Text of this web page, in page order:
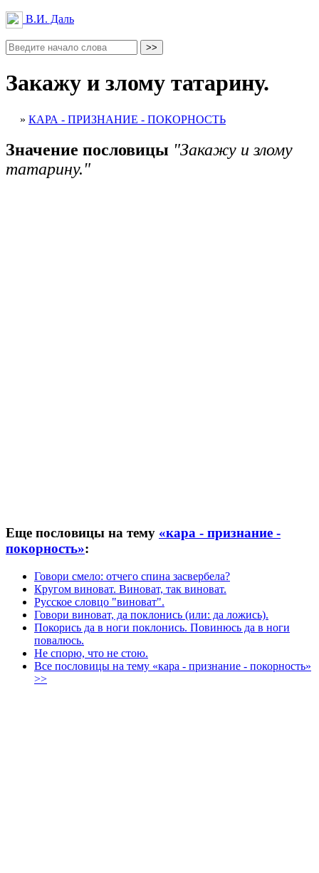
В.И. Даль
Закажу и злому татарину.
» КАРА - ПРИЗНАНИЕ - ПОКОРНОСТЬ
Значение пословицы "Закажу и злому
татарину."
Еще пословицы на тему «кара - признание -
покорность»:
Говори смело: отчего спина засвербела?
Кругом виноват. Виноват, так виноват.
Русское словцо "виноват".
Говори виноват, да поклонись (или: да ложись).
Покорись да в ноги поклонись. Повинюсь да в ноги
повалюсь.
Не спорю, что не стою.
Все пословицы на тему «кара - признание - покорность»
>>